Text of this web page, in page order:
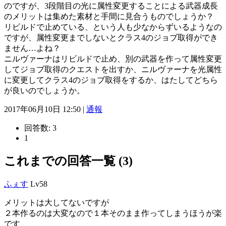
のですが、3段階目の光に属性変更することによる武器成長
のメリットは集めた素材と手間に見合うものでしょうか？
リビルドで止めている、という人も少なからずいるようなの
ですが、属性変更までしないとクラス4のジョブ取得ができ
ません…よね？
ニルヴァーナはリビルドで止め、別の武器を作って属性変更
してジョブ取得のクエストを出すか、ニルヴァーナを光属性
に変更してクラス4のジョブ取得をするか、はたしてどちら
が良いのでしょうか。
2017年06月10日 12:50 | 通報
回答数: 3
1
これまでの回答一覧 (3)
ふぇす Lv58
メリットは大してないですが
２本作るのは大変なので１本そのまま作ってしまうほうが楽
です